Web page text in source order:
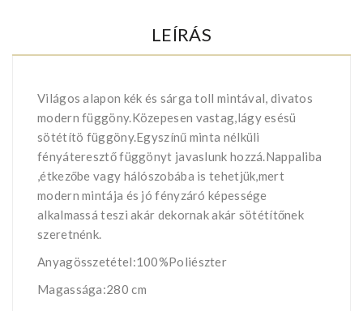
LEÍRÁS
Világos alapon kék és sárga toll mintával, divatos
modern függöny.Közepesen vastag,lágy esésü
sötétítö függöny.Egyszínű minta nélküli
fényáteresztő függönyt javaslunk hozzá.Nappaliba
,étkezőbe vagy hálószobába is tehetjük,mert
modern mintája és jó fényzáró képessége
alkalmassá teszi akár dekornak akár sötétítőnek
szeretnénk.
Anyagösszetétel:100%Poliészter
Magassága:280 cm